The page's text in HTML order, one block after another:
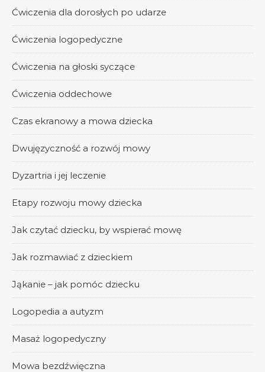
Ćwiczenia dla dorosłych po udarze
Ćwiczenia logopedyczne
Ćwiczenia na głoski syczące
Ćwiczenia oddechowe
Czas ekranowy a mowa dziecka
Dwujęzyczność a rozwój mowy
Dyzartria i jej leczenie
Etapy rozwoju mowy dziecka
Jak czytać dziecku, by wspierać mowę
Jak rozmawiać z dzieckiem
Jąkanie – jak pomóc dziecku
Logopedia a autyzm
Masaż logopedyczny
Mowa bezdźwięczna